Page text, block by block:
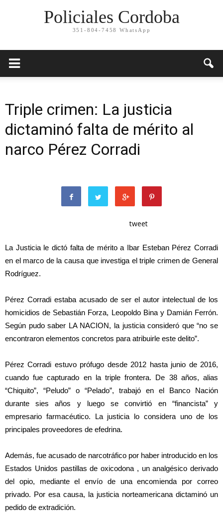
Policiales Cordoba
351-804-7458 WhatsApp
Triple crimen: La justicia
dictaminó falta de mérito al
narco Pérez Corradi
tweet
La Justicia le dictó falta de mérito a Ibar Esteban Pérez Corradi
en el marco de la causa que investiga eltriple crimende General
Rodríguez.
Pérez Corradi estaba acusado de ser el autor intelectual de los
homicidios de Sebastián Forza, Leopoldo Bina y Damián Ferrón.
Según pudo saber LA NACION, la justicia consideró que “no se
encontraron elementos concretos para atribuirle este delito”.
Pérez Corradi estuvo prófugo desde 2012 hasta junio de 2016,
cuando fue capturado en la triple frontera. De 38 años, alias
“Chiquito”, “Peludo” o “Pelado”, trabajó en el Banco Nación
durante sies años y luego se convirtió en “financista” y
empresario farmacéutico. La justicia lo considera uno de los
principales proveedores de efedrina.
Además, fue acusado de narcotráfico por haber introducido en los
Estados Unidos pastillas de oxicodona , un analgésico derivado
del opio, mediante el envío de una encomienda por correo
privado. Por esa causa, la justicia norteamericana dictaminó un
pedido de extradición.